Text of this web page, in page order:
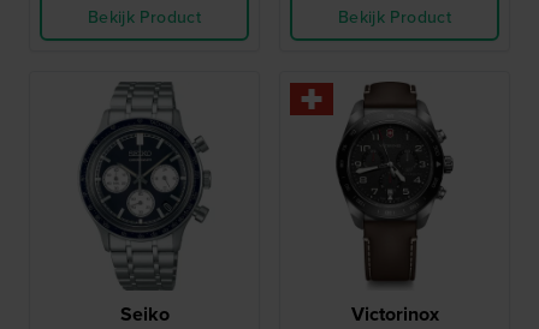
Bekijk Product
Bekijk Product
Seiko Victorinox